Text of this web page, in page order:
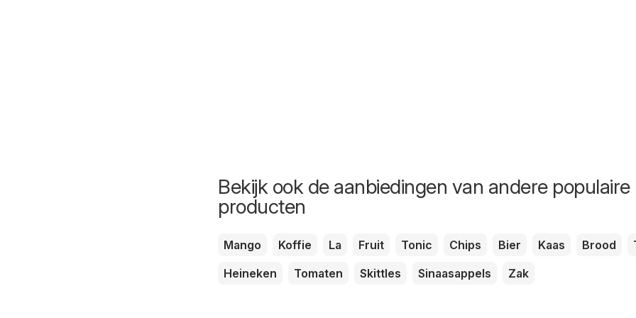
Bekijk ook de aanbiedingen van andere populaire
producten
Mango Koffie La Fruit Tonic Chips Bier Kaas Brood
Heineken
Tomaten Skittles Sinaasappels Zak